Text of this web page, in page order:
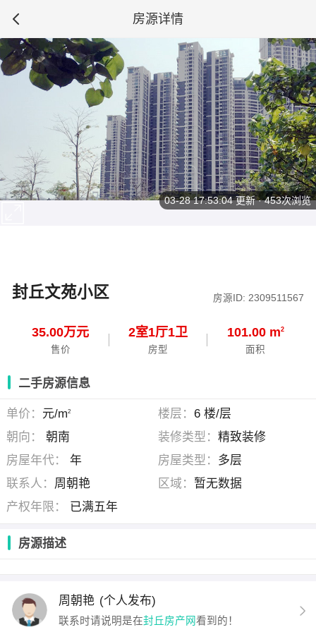
房源详情
封丘文苑小区 房源ID: 2309511567
35.00万元
售价
2室1厅1卫
房型
101.00 m2
面积
03-28 17:53:04更新 · 453次浏览
二手房源信息
单价： 元/m2 楼层： 6 楼/层
朝向：
朝南 装修类型： 精致装修
房屋年代：
年 房屋类型： 多层
联系人： 周朝艳 区域： 暂无数据
产权年限：
已满五年
房源描述
周朝艳 (个人发布)
联系时请说明是在封丘房产网看到的！